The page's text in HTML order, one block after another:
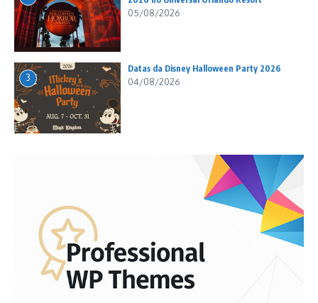
05/08/2026
3
Datas da Disney Halloween Party 2026
04/08/2026